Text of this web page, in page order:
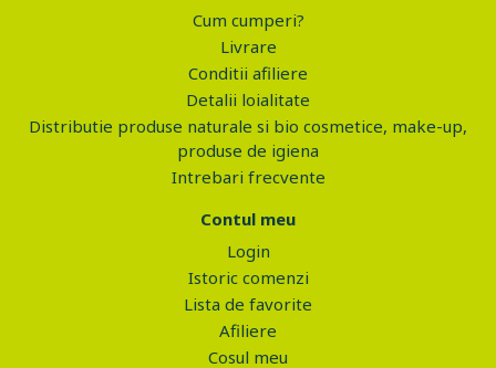
Cum cumperi?
Livrare
Conditii afiliere
Detalii loialitate
Distributie produse naturale si bio cosmetice, make-up,
produse de igiena
Intrebari frecvente
Contul meu
Login
Istoric comenzi
Lista de favorite
Afiliere
Cosul meu